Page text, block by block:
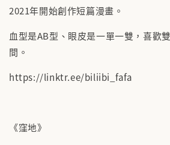
2021年開始創作短篇漫畫。
血型是AB型、眼皮是一單一雙，喜歡
間。
https://linktr.ee/biliibi_fafa
《窪地》